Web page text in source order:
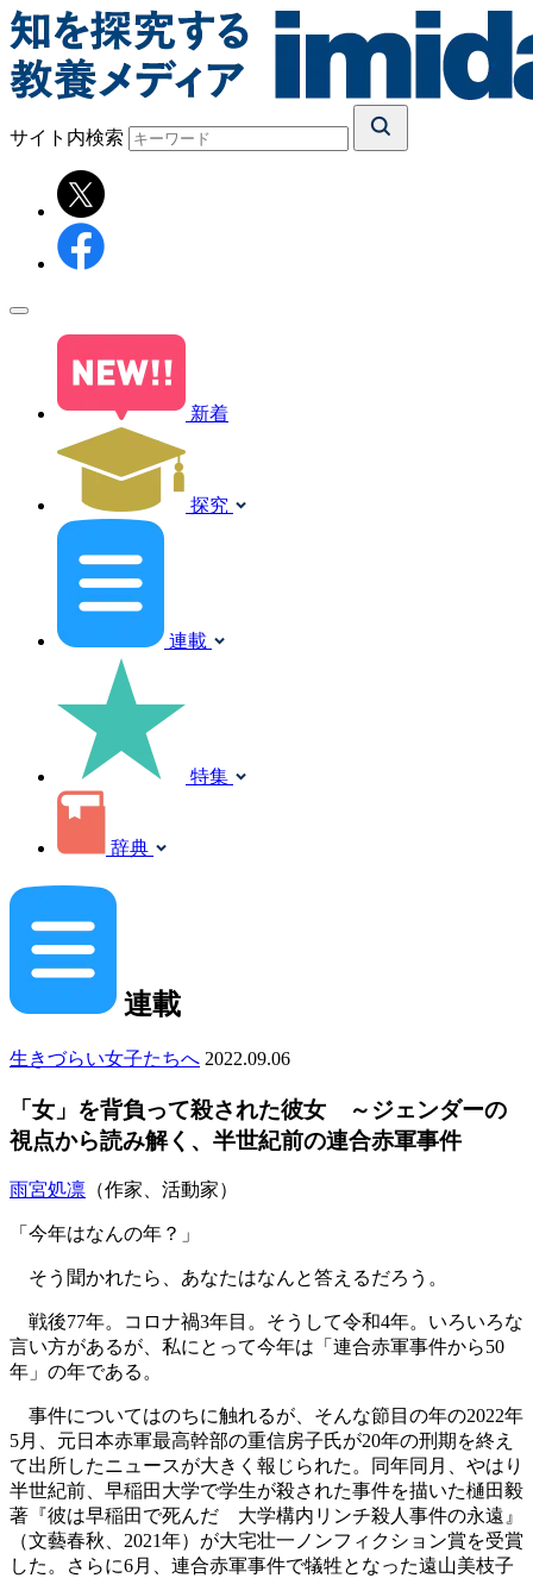
サイト内検索
新着
探究
連載
特集
辞典
連載
生きづらい女子たちへ 2022.09.06
「女」を背負って殺された彼女 ～ジェンダーの
視点から読み解く、半世紀前の連合赤軍事件
雨宮処凛 （作家、活動家）
「今年はなんの年？」
そう聞かれたら、あなたはなんと答えるだろう。
戦後77年。コロナ禍3年目。そうして令和4年。いろいろな
言い方があるが、私にとって今年は「連合赤軍事件から50
年」の年である。
事件についてはのちに触れるが、そんな節目の年の2022年
5月、元日本赤軍最高幹部の重信房子氏が20年の刑期を終え
て出所したニュースが大きく報じられた。同年同月、やはり
半世紀前、早稲田大学で学生が殺された事件を描いた樋田毅
著『彼は早稲田で死んだ 大学構内リンチ殺人事件の永遠』
（文藝春秋、2021年）が大宅壮一ノンフィクション賞を受賞
した。さらに6月、連合赤軍事件で犠牲となった遠山美枝子